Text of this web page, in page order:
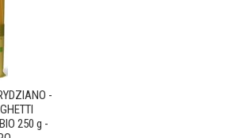
-
250 g -